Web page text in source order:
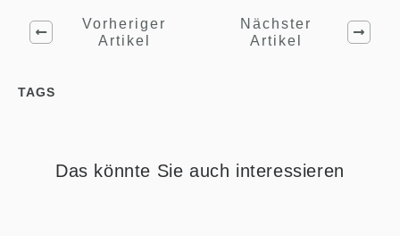
Vorheriger
Artikel
Nächster
Artikel
TAGS
Das könnte Sie auch interessieren